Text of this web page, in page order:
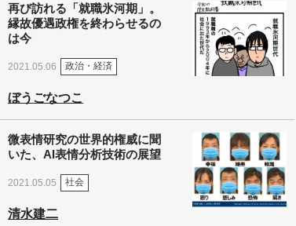
再び訪れる「就職氷河期」。
縁故優遇政権を終わらせるの
は今
2021.05.06 政治・経済
ぼうごなつこ
微表情研究の世界的権威に聞
いた、AI表情分析技術の展望
2021.05.05 社会
清水建二